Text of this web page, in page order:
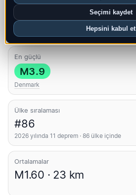
Seçimi kaydet
Hepsini kabul et
Bu ayki depremler
0
En yeni UTC: 2026-07-03 13:05:00
En güçlü
M3.9
Denmark
Ülke sıralaması
#86
2026 yılında 11 deprem · 86 ülke içinde
Ortalamalar
M1.60 · 23 km